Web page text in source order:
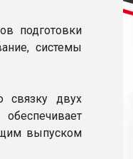
подготовки
системы
связку двух
выпуском